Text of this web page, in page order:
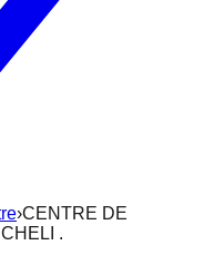
›CENTRE DE
.